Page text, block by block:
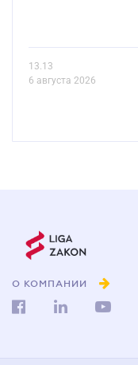
13.13
6 августа 2026
О КОМПАНИИ